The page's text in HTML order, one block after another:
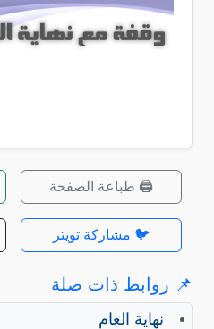
🖨️ طباعة الصفحة
🐦 مشاركة تويتر
📌 روابط ذات صلة
نهاية العام